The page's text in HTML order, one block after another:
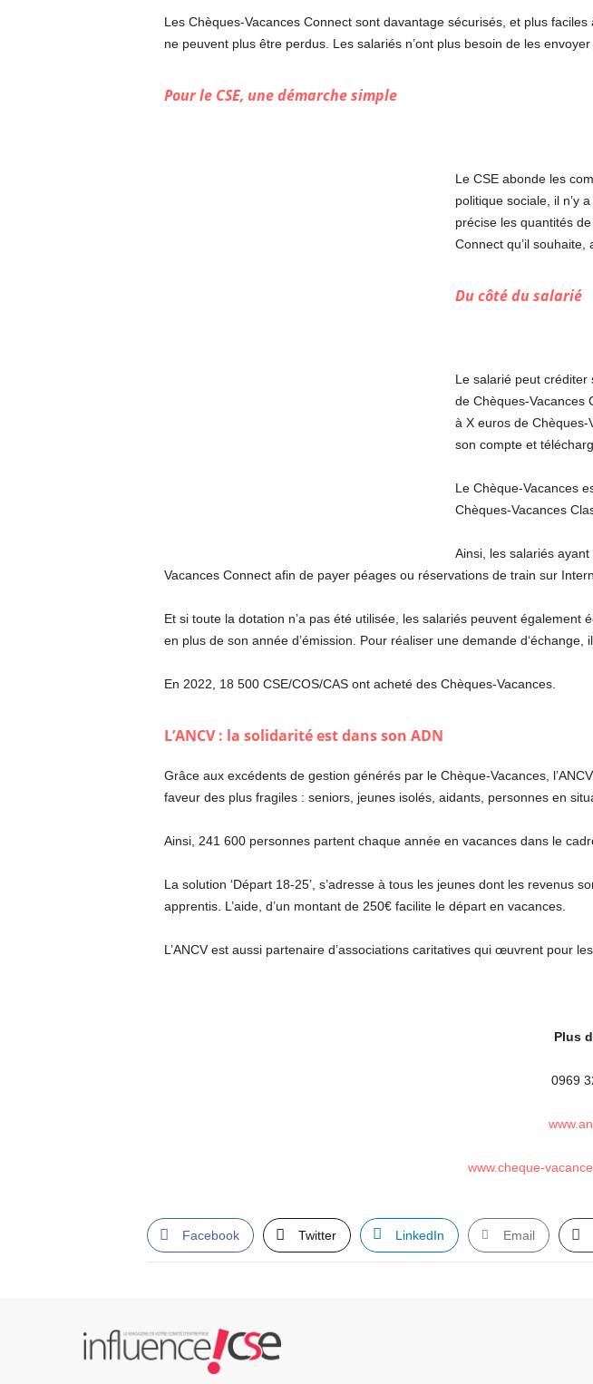
Les Chèques-Vacances Connect sont davantage sécurisés, et plus
ne peuvent plus être perdus. Les salariés n’ont plus besoin de les
Pour le CSE, une démarche simple
Le CSE abonde les
politique sociale, il n’y
précise les quantités
Connect qu’il souhaite,
Du côté du salarié
Le salarié peut créditer
de Chèques-Vacances
à X euros de
son compte et
Le Chèque-Vacances
Chèques-Vacances
Ainsi, les salariés
Vacances Connect afin de payer péages ou réservations de train sur
Et si toute la dotation n’a pas été utilisée, les salariés peuvent
en plus de son année d’émission. Pour réaliser une demande d‘échange,
En 2022, 18 500 CSE/COS/CAS ont acheté des Chèques-Vacances.
L’ANCV : la solidarité est dans son ADN
Grâce aux excédents de gestion générés par le Chèque-Vacances,
faveur des plus fragiles : seniors, jeunes isolés, aidants, personnes en
Ainsi, 241 600 personnes partent chaque année en vacances dans le
La solution ‘Départ 18-25’, s’adresse à tous les jeunes dont les revenus
apprentis. L’aide, d’un montant de 250€ facilite le départ en vacances.
L’ANCV est aussi partenaire d’associations caritatives qui œuvrent pour
Plus
0969
www.cheque-
Facebook Twitter LinkedIn Email